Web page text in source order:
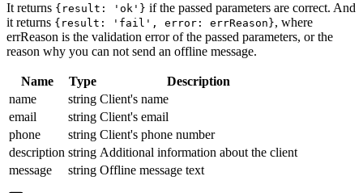
It returns {result: 'ok'} if the passed parameters are correct. And
it returns {result: 'fail', error: errReason}, where
errReason is the validation error of the passed parameters, or the
reason why you can not send an offline message.
Name Type
Description
name
string Client's name
email
string Client's email
phone
string Client's phone number
description string Additional information about the client
message
string Offline message text